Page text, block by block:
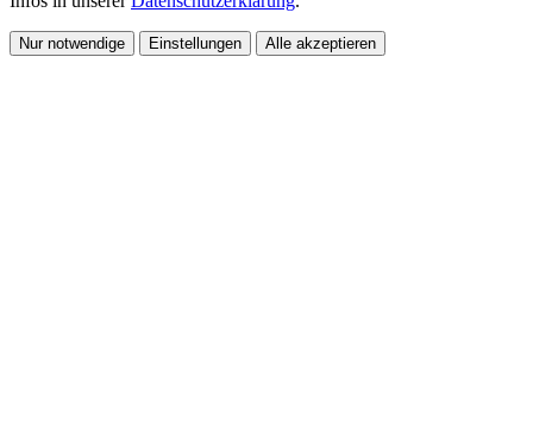
Nur notwendige Einstellungen Alle akzeptieren